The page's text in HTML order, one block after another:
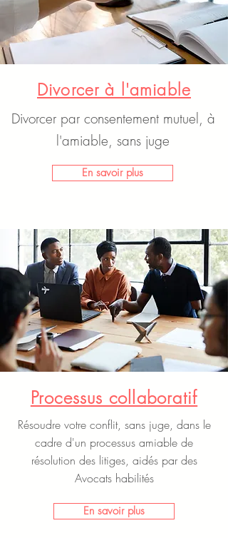
Divorcer à l'amiable
Divorcer par consentement mutuel, à
l'amiable, sans juge
En savoir plus
Processus collaboratif
Résoudre votre conflit, sans juge, dans le
cadre d'un processus amiable de
résolution des litiges, aidés par des
Avocats habilités
En savoir plus